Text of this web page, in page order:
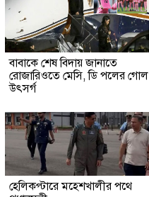
বাবাকে শেষ বিদায় জানাতে
রোজারিওতে মেসি, ডি পলের গোল
উৎসর্গ
হেলিকপ্টারে মহেশখালীর পথে